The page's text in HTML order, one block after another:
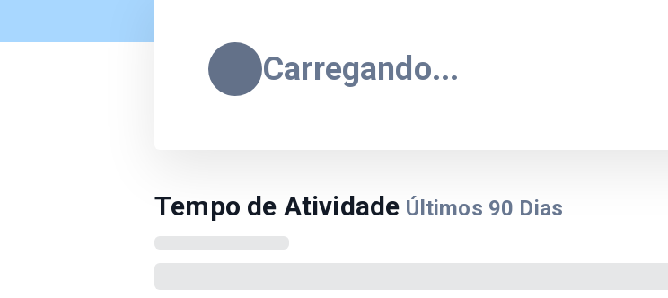
Carregando...
Tempo de Atividade Últimos 90 Dias